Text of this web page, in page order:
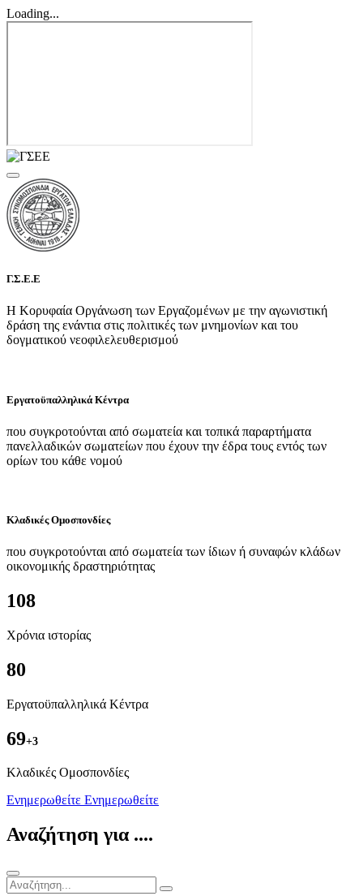
Loading...
Γ.Σ.Ε.Ε
Η Κορυφαία Οργάνωση των Εργαζομένων με την αγωνιστική
δράση της ενάντια στις πολιτικές των μνημονίων και του
δογματικού νεοφιλελευθερισμού
Εργατοϋπαλληλικά Κέντρα
που συγκροτούνται από σωματεία και τοπικά παραρτήματα
πανελλαδικών σωματείων που έχουν την έδρα τους εντός των
ορίων του κάθε νομού
Κλαδικές Ομοσπονδίες
που συγκροτούνται από σωματεία των ίδιων ή συναφών κλάδων
οικονομικής δραστηριότητας
108
Χρόνια ιστορίας
80
Εργατοϋπαλληλικά Κέντρα
69+3
Kλαδικές Ομοσπονδίες
Ενημερωθείτε Ενημερωθείτε
Αναζήτηση για ....